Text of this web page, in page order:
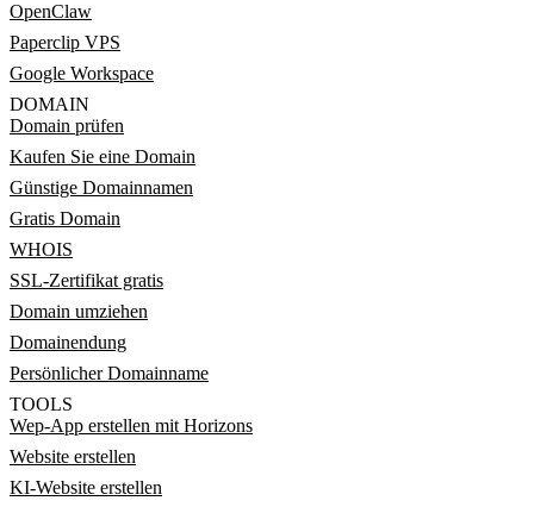
OpenClaw
Paperclip VPS
Google Workspace
DOMAIN
Domain prüfen
Kaufen Sie eine Domain
Günstige Domainnamen
Gratis Domain
WHOIS
SSL-Zertifikat gratis
Domain umziehen
Domainendung
Persönlicher Domainname
TOOLS
Wep-App erstellen mit Horizons
Website erstellen
KI-Website erstellen